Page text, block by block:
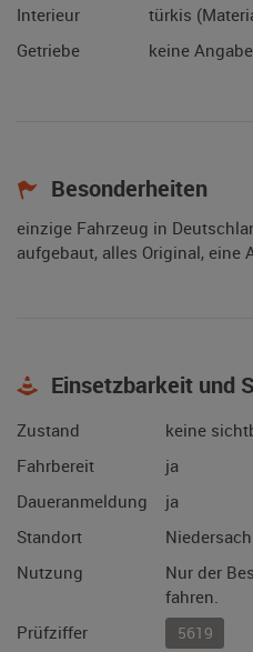
Interieur
türkis
Getriebe
keine Angabe
Besonderheiten
einzige Fahrzeug in
aufgebaut, alles Original, eine
Einsetzbarkeit und
Zustand
keine
Fahrbereit
ja
Daueranmeldung
ja
Standort
Nutzung
Nur der
fahren.
Prüfziffer
5619